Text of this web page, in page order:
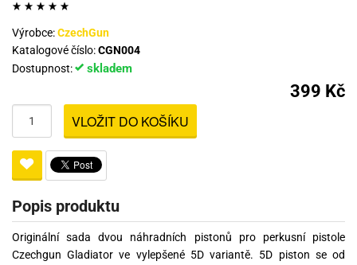
Výrobce:CzechGun
Katalogové číslo:CGN004
Dostupnost:
skladem
399 Kč
VLOŽIT DO KOŠÍKU
Popis produktu
Originální sada dvou náhradních pistonů pro perkusní pistole
Czechgun Gladiator ve vylepšené 5D variantě. 5D piston se od